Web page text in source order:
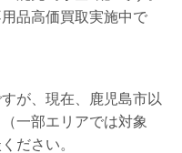
品高価買取実施中で
が、現在、鹿児島市以
一部エリアでは対象
ださい。